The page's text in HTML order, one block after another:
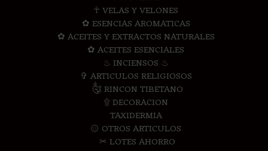
☥ VELAS Y VELONES
✿ ESENCIAS AROMATICAS
✿ ACEITES Y EXTRACTOS NATURALES
✿ ACEITES ESENCIALES
♨ INCIENSOS ♨
✞ ARTICULOS RELIGIOSOS
༃ RINCON TIBETANO
۩ DECORACION
TAXIDERMIA
۞ OTROS ARTICULOS
✂ LOTES AHORRO